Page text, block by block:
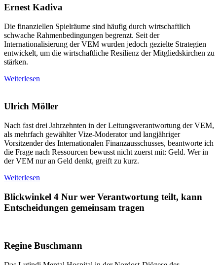
Ernest Kadiva
Die finanziellen Spielräume sind häufig durch wirtschaftlich
schwache Rahmenbedingungen begrenzt. Seit der
Internationalisierung der VEM wurden jedoch gezielte Strategien
entwickelt, um die wirtschaftliche Resilienz der Mitgliedskirchen zu
stärken.
Weiterlesen
Ulrich Möller
Nach fast drei Jahrzehnten in der Leitungsverantwortung der VEM,
als mehrfach gewählter Vize-Moderator und langjähriger
Vorsitzender des Internationalen Finanzausschusses, beantworte ich
die Frage nach Ressourcen bewusst nicht zuerst mit: Geld. Wer in
der VEM nur an Geld denkt, greift zu kurz.
Weiterlesen
Blickwinkel 4 Nur wer Verantwortung teilt, kann
Entscheidungen gemeinsam tragen
Regine Buschmann